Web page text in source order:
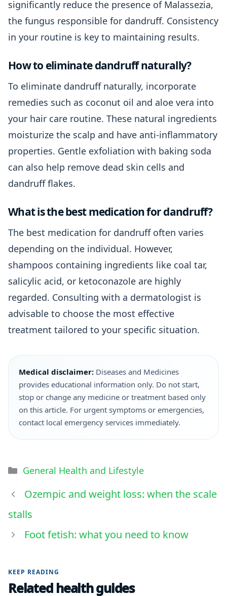
significantly reduce the presence of Malassezia,
the fungus responsible for dandruff. Consistency
in your routine is key to maintaining results.
How to eliminate dandruff naturally?
To eliminate dandruff naturally, incorporate
remedies such as coconut oil and aloe vera into
your hair care routine. These natural ingredients
moisturize the scalp and have anti-inflammatory
properties. Gentle exfoliation with baking soda
can also help remove dead skin cells and
dandruff flakes.
What is the best medication for dandruff?
The best medication for dandruff often varies
depending on the individual. However,
shampoos containing ingredients like coal tar,
salicylic acid, or ketoconazole are highly
regarded. Consulting with a dermatologist is
advisable to choose the most effective
treatment tailored to your specific situation.
Medical disclaimer: Diseases and Medicines
provides educational information only. Do not start,
stop or change any medicine or treatment based only
on this article. For urgent symptoms or emergencies,
contact local emergency services immediately.
General Health and Lifestyle
Ozempic and weight loss: when the scale
stalls
Foot fetish: what you need to know
KEEP READING
Related health guides